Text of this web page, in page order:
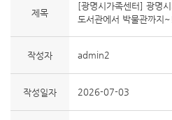
제목
[광명시가족센터] 광명
도서관에서 박물관까지
작성자 admin2
작성일자 2026-07-03